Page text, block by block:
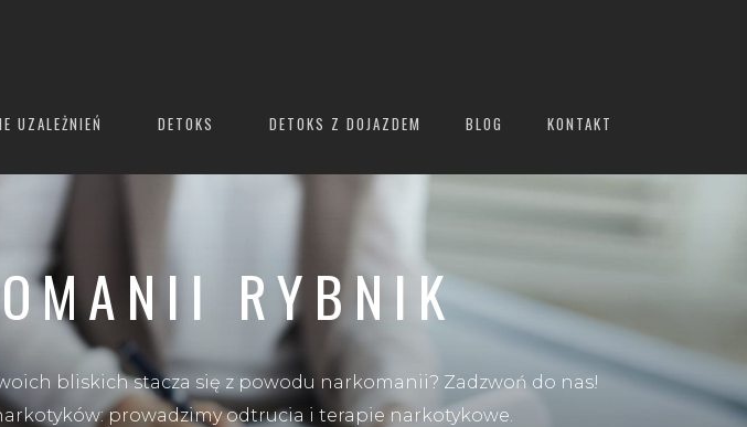
UZALEŻNIEŃ DETOKS DETOKS Z DOJAZDEM BLOG KONTAKT
RYBNIK
bliskich stacza się z powodu narkomanii? Zadzwoń do nas!
prowadzimy odtrucia i terapie narkotykowe.